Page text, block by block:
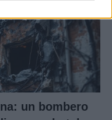
un bombero